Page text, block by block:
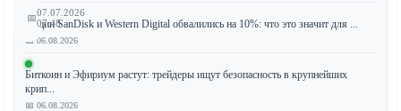
📅07.07.2026
07:48
Биткоин
Акции SanDisk и Western Digital обвалились на 10%: что это значит для ...
📅 06.08.2026
Биткоин и Эфириум растут: трейдеры ищут безопасность в крупнейших
крип...
📅 06.08.2026